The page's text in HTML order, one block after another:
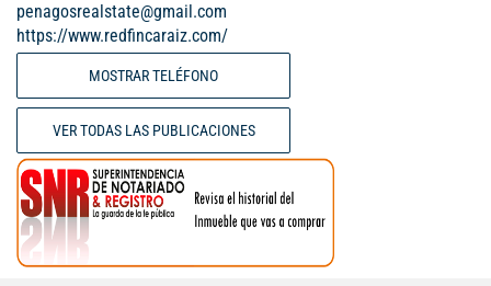
penagosrealstate@gmail.com
https://www.redfincaraiz.com/
MOSTRAR TELÉFONO
VER TODAS LAS PUBLICACIONES